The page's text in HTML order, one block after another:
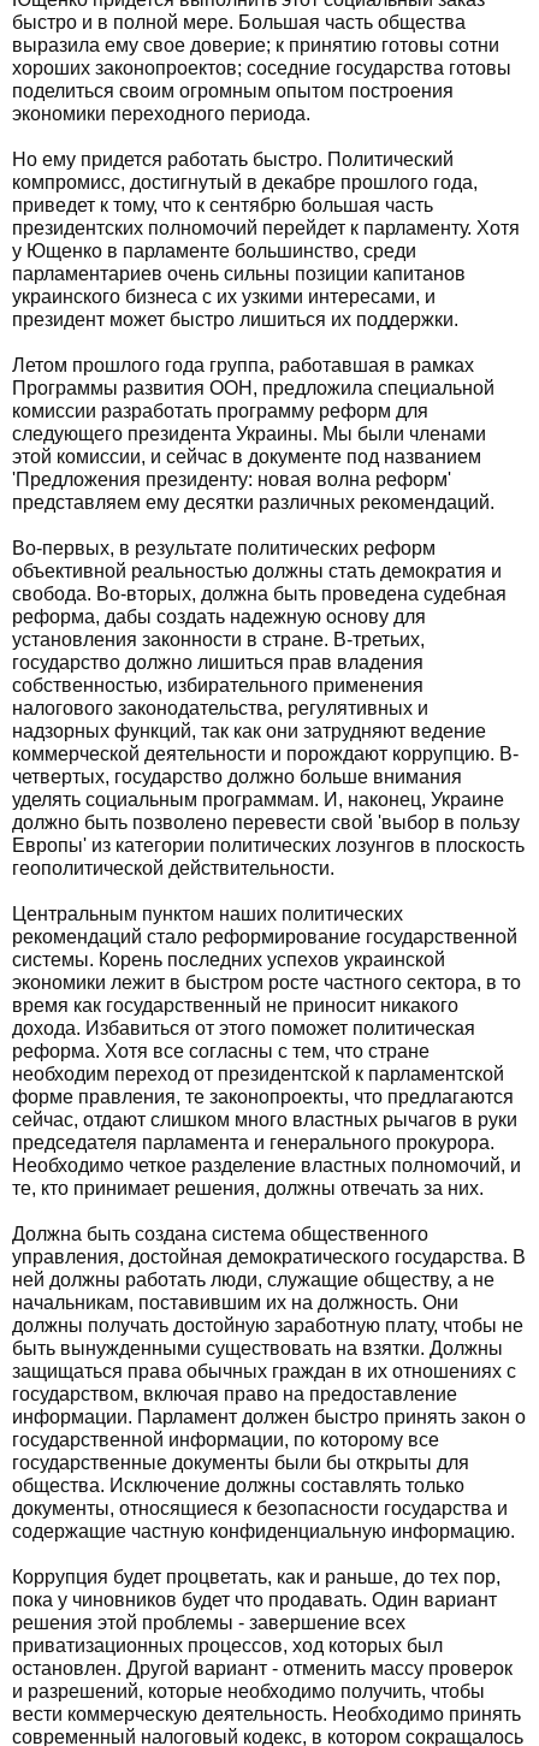
быстро и в полной мере. Большая часть общества
выразила ему свое доверие; к принятию готовы сотни
хороших законопроектов; соседние государства готовы
поделиться своим огромным опытом построения
экономики переходного периода.
Но ему придется работать быстро. Политический
компромисс, достигнутый в декабре прошлого года,
приведет к тому, что к сентябрю большая часть
президентских полномочий перейдет к парламенту. Хотя
у Ющенко в парламенте большинство, среди
парламентариев очень сильны позиции капитанов
украинского бизнеса с их узкими интересами, и
президент может быстро лишиться их поддержки.
Летом прошлого года группа, работавшая в рамках
Программы развития ООН, предложила специальной
комиссии разработать программу реформ для
следующего президента Украины. Мы были членами
этой комиссии, и сейчас в документе под названием
'Предложения президенту: новая волна реформ'
представляем ему десятки различных рекомендаций.
Во-первых, в результате политических реформ
объективной реальностью должны стать демократия и
свобода. Во-вторых, должна быть проведена судебная
реформа, дабы создать надежную основу для
установления законности в стране. В-третьих,
государство должно лишиться прав владения
собственностью, избирательного применения
налогового законодательства, регулятивных и
надзорных функций, так как они затрудняют ведение
коммерческой деятельности и порождают коррупцию. В-
четвертых, государство должно больше внимания
уделять социальным программам. И, наконец, Украине
должно быть позволено перевести свой 'выбор в пользу
Европы' из категории политических лозунгов в плоскость
геополитической действительности.
Центральным пунктом наших политических
рекомендаций стало реформирование государственной
системы. Корень последних успехов украинской
экономики лежит в быстром росте частного сектора, в то
время как государственный не приносит никакого
дохода. Избавиться от этого поможет политическая
реформа. Хотя все согласны с тем, что стране
необходим переход от президентской к парламентской
форме правления, те законопроекты, что предлагаются
сейчас, отдают слишком много властных рычагов в руки
председателя парламента и генерального прокурора.
Необходимо четкое разделение властных полномочий, и
те, кто принимает решения, должны отвечать за них.
Должна быть создана система общественного
управления, достойная демократического государства. В
ней должны работать люди, служащие обществу, а не
начальникам, поставившим их на должность. Они
должны получать достойную заработную плату, чтобы не
быть вынужденными существовать на взятки. Должны
защищаться права обычных граждан в их отношениях с
государством, включая право на предоставление
информации. Парламент должен быстро принять закон о
государственной информации, по которому все
государственные документы были бы открыты для
общества. Исключение должны составлять только
документы, относящиеся к безопасности государства и
содержащие частную конфиденциальную информацию.
Коррупция будет процветать, как и раньше, до тех пор,
пока у чиновников будет что продавать. Один вариант
решения этой проблемы - завершение всех
приватизационных процессов, ход которых был
остановлен. Другой вариант - отменить массу проверок
и разрешений, которые необходимо получить, чтобы
вести коммерческую деятельность. Необходимо принять
современный налоговый кодекс, в котором сокращалось